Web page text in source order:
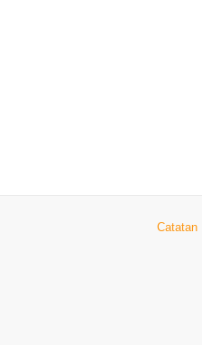
Catatan